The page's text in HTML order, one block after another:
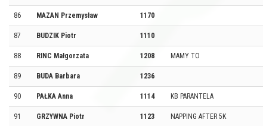
86 MAZAN Przemysław 1170
87 BUDZIK Piotr 1110
88 RINC Małgorzata 1208 MAMY TO
89 BUDA Barbara 1236
90 PAŁKA Anna 1114 KB PARANTELA
91 GRZYWNA Piotr 1123 NAPPING AFTER 5K